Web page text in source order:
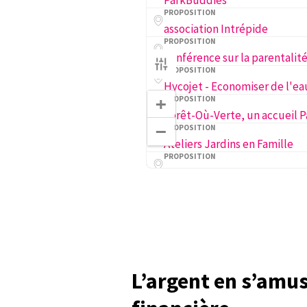
PROPOSITION
association Intrépide
PROPOSITION
PROPOSITION
PROPOSITION
PROPOSITION
Ateliers Jardins en Famille
PROPOSITION
Quartier propre, futur
PROPOSITION
+
−
L’argent en